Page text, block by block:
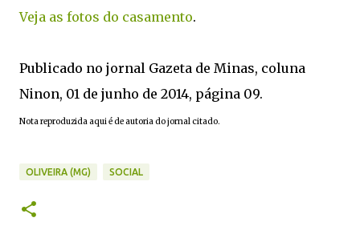
Veja as fotos do casamento.
Publicado no jornal Gazeta de Minas, coluna
Ninon, 01 de junho de 2014, página 09.
Nota reproduzida aqui é de autoria do jornal citado.
OLIVEIRA (MG) SOCIAL